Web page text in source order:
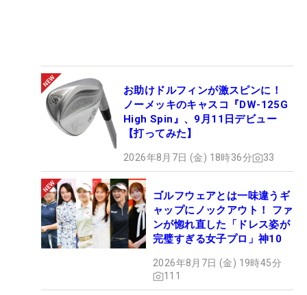
お助けドルフィンが激スピンに！
ノーメッキのキャスコ『DW-125G
High Spin』、9月11日デビュー
【打ってみた】
2026年8月7日 (金) 18時36分 33
ゴルフウェアとは一味違うギ
ャップにノックアウト！ ファ
ンが惚れ直した「ドレス姿が
完璧すぎる女子プロ」神10
2026年8月7日 (金) 19時45分
111